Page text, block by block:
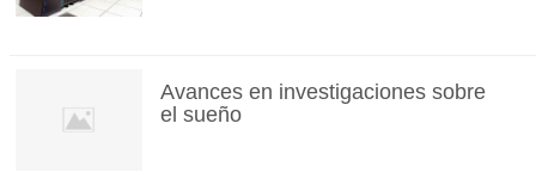
Avances en investigaciones sobre
el sueño